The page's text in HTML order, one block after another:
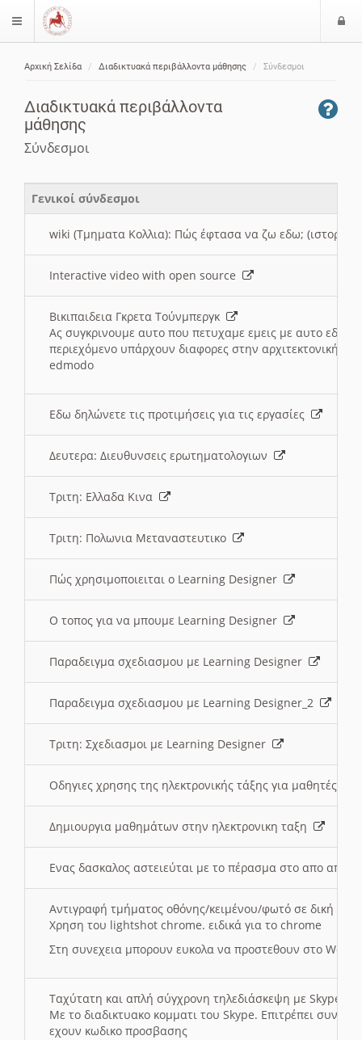
$langMenu
Αρχική Σελίδα Διαδικτυακά περιβάλλοντα μάθησης Σύνδεσμοι
Διαδικτυακά περιβάλλοντα
μάθησης
Σύνδεσμοι
Γενικοί σύνδεσμοι
wiki (Τμηματα Κολλια): Πώς έφτασα να ζω εδω; (ιστορια)
Interactive video with open source
Βικιπαιδεια Γκρετα Τούνμπεργκ
Ας συγκρινουμε αυτο που πετυχαμε εμεις με αυτο εδω
περιεχόμενο υπάρχουν διαφορες στην αρχιτεκτονική
edmodo
Εδω δηλώνετε τις προτιμήσεις για τις εργασίες
Δευτερα: Διευθυνσεις ερωτηματολογιων
Τριτη: Ελλαδα Κινα
Τριτη: Πολωνια Μεταναστευτικο
Πώς χρησιμοποιειται ο Learning Designer
O τοπος για να μπουμε Learning Designer
Παραδειγμα σχεδιασμου με Learning Designer
Παραδειγμα σχεδιασμου με Learning Designer_2
Τριτη: Σχεδιασμοι με Learning Designer
Οδηγιες χρησης της ηλεκτρονικής τάξης για μαθητές
Δημιουργια μαθημάτων στην ηλεκτρονικη ταξη
Ενας δασκαλος αστειεύται με το πέρασμα στο απο
Αντιγραφή τμήματος οθόνης/κειμένου/φωτό σε δική
Χρηση του lightshot chrome. ειδικά για το chrome
Στη συνεχεια μπορουν ευκολα να προστεθουν στο Word
Ταχύτατη και απλή σύγχρονη τηλεδιάσκεψη με Skype
Με το διαδικτυακο κομματι του Skype. Επιτρέπει
εχουν κωδικο προσβασης